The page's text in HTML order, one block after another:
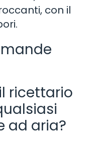
con il
ricettario
ad aria?